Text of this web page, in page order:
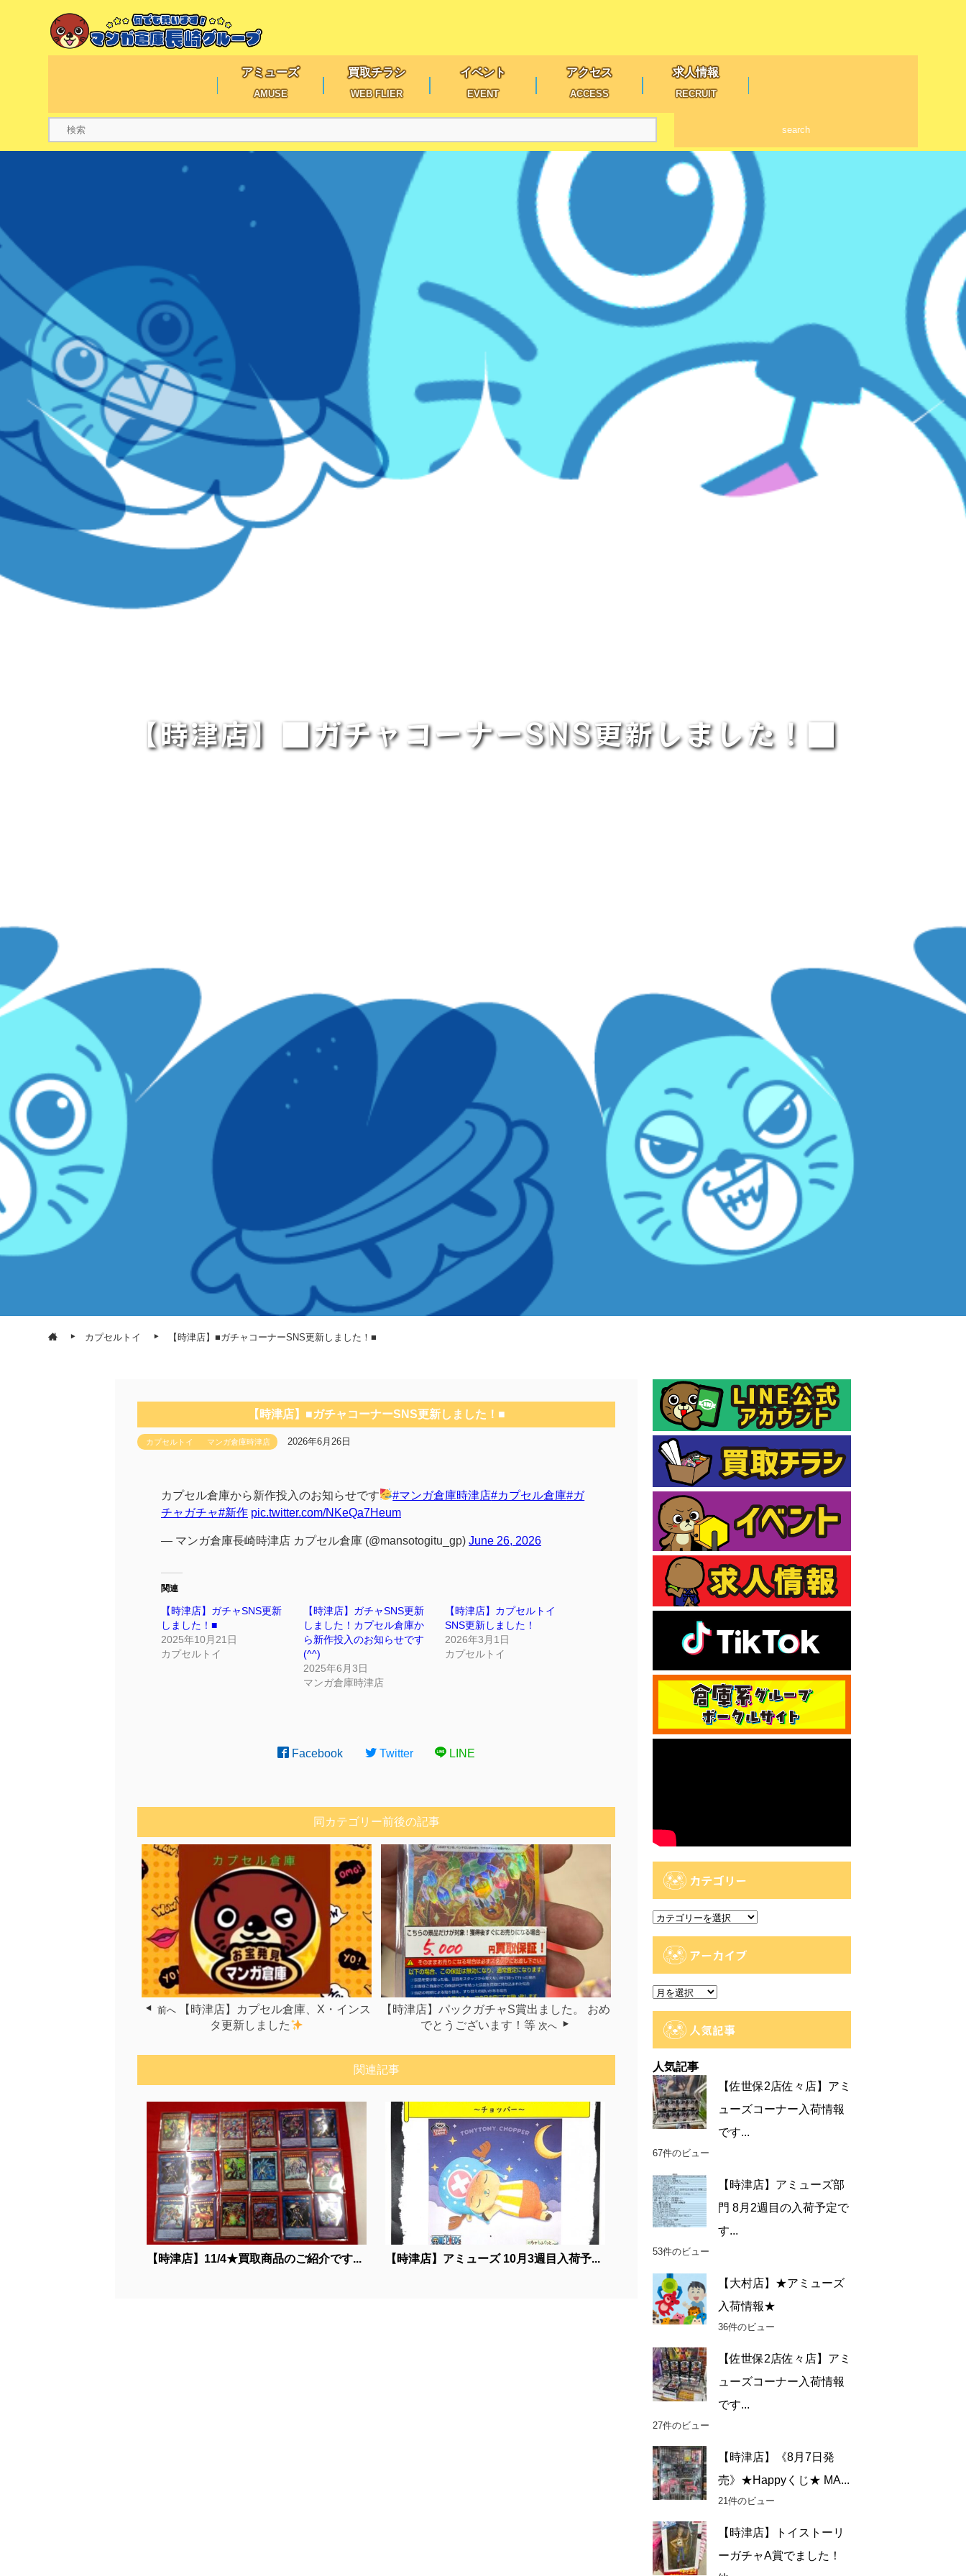
アミューズ
AMUSE
買取チラシ
WEB FLIER
イベント
EVENT
アクセス
ACCESS
求人情報
RECRUIT
search
【時津店】■ガチャコーナーSNS更新しました！■
カプセルトイ 【時津店】■ガチャコーナーSNS更新しました！■
【時津店】■ガチャコーナーSNS更新しました！■
カプセルトイ マンガ倉庫時津店 2026年6月26日
カプセル倉庫から新作投入のお知らせです #マンガ倉庫時津店#カプセル倉庫#ガ
チャガチャ#新作 pic.twitter.com/NKeQa7Heum
— マンガ倉庫長崎時津店 カプセル倉庫 (@mansotogitu_gp) June 26, 2026
関連
【時津店】ガチャSNS更新
しました！■
2025年10月21日
カプセルトイ
【時津店】ガチャSNS更新
しました！カプセル倉庫か
ら新作投入のお知らせです
(^^)
2025年6月3日
マンガ倉庫時津店
【時津店】カプセルトイ
SNS更新しました！
2026年3月1日
カプセルトイ
Facebook Twitter LINE
同カテゴリー前後の記事
前へ
【時津店】カプセル倉庫、X・インス
タ更新しました
【時津店】パックガチャS賞出ました。 おめ
でとうございます！等 次へ
関連記事
【時津店】11/4★買取商品のご紹介です... 【時津店】アミューズ 10月3週目入荷予...
カテゴリー
カ
アーカイブ
ア
人気記事
人気記事
【佐世保2店佐々店】アミ
ューズコーナー入荷情報
です...
67件のビュー
【時津店】アミューズ部
門 8月2週目の入荷予定で
す...
53件のビュー
【大村店】★アミューズ
入荷情報★
36件のビュー
【佐世保2店佐々店】アミ
ューズコーナー入荷情報
です...
27件のビュー
【時津店】《8月7日発
売》★Happyくじ★ MA...
21件のビュー
【時津店】トイストーリ
ーガチャA賞でました！